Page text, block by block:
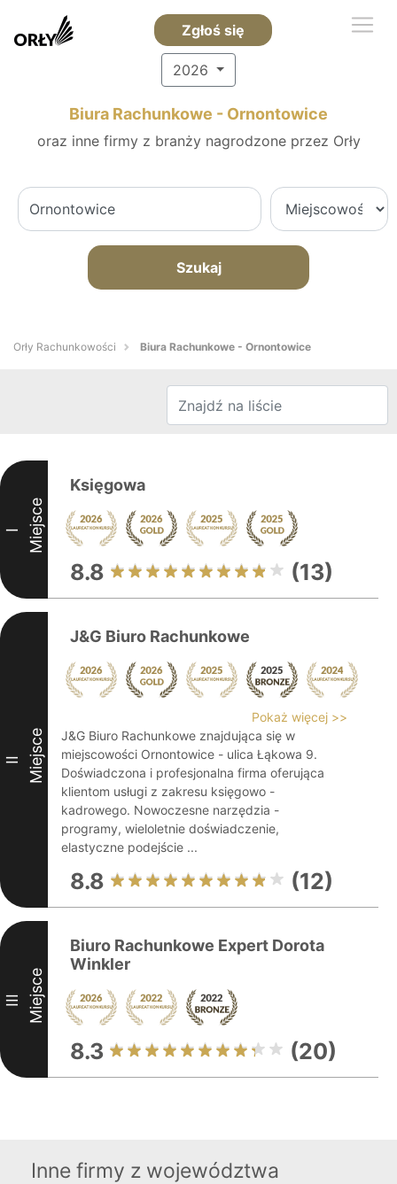
Zgłoś się
2026
Biura Rachunkowe - Ornontowice
oraz inne firmy z branży nagrodzone przez Orły
Szukaj
Orły Rachunkowości Biura Rachunkowe - Ornontowice
I Miejsce
Księgowa
8.8 (13)
II Miejsce
J&G Biuro Rachunkowe
Pokaż więcej >>
J&G Biuro Rachunkowe znajdująca się w
miejscowości Ornontowice - ulica Łąkowa 9.
Doświadczona i profesjonalna firma oferująca
klientom usługi z zakresu księgowo -
kadrowego. Nowoczesne narzędzia -
programy, wieloletnie doświadczenie,
elastyczne podejście ...
8.8 (12)
III Miejsce
Biuro Rachunkowe Expert Dorota
Winkler
8.3 (20)
Inne firmy z województwa